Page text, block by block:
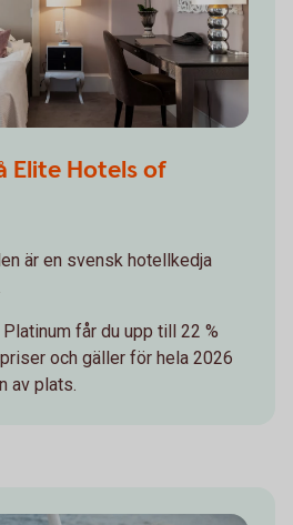
Elite Hotels of
är en svensk hotellkedja
får du upp till 22 %
och gäller för hela 2026
av plats.